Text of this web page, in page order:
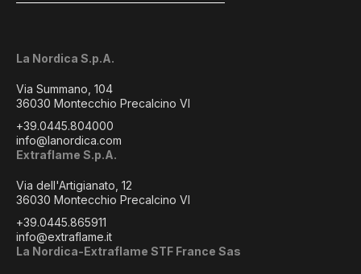
La Nordica S.p.A.
Via Summano, 104
36030 Montecchio Precalcino VI
+39.0445.804000
info@lanordica.com
Extraflame S.p.A.
Via dell'Artigianato, 12
36030 Montecchio Precalcino VI
+39.0445.865911
info@extraflame.it
La Nordica-Extraflame STF France Sas